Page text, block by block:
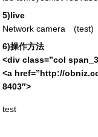
5)live
Network camera (test)
6)操作方法
<div class=”col span_3
<a href=”http://
8403″>
test